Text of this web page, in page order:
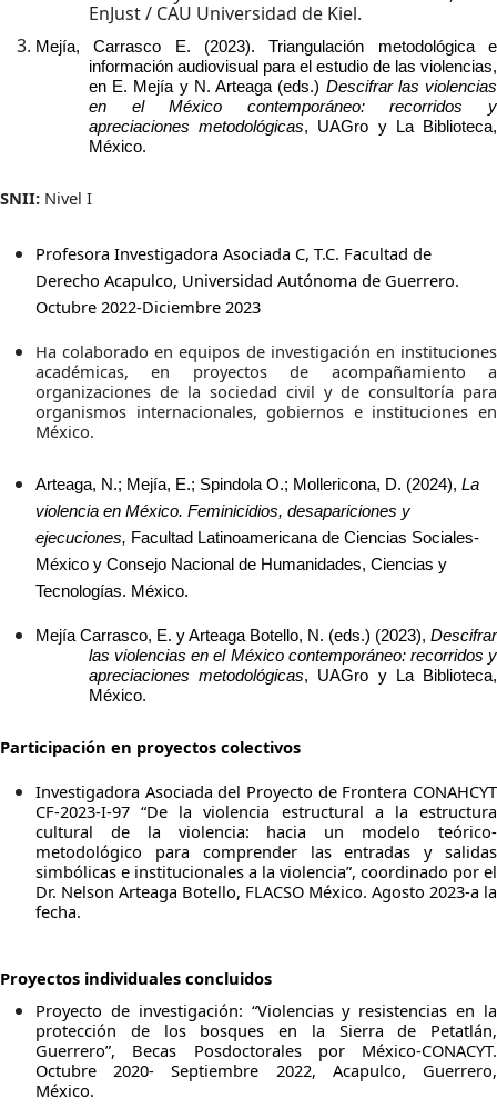
EnJust / CAU Universidad de Kiel.
Mejía, Carrasco E. (2023). Triangulación metodológica e
información audiovisual para el estudio de las violencias,
en E. Mejía y N. Arteaga (eds.) Descifrar las violencias
en el México contemporáneo: recorridos y
apreciaciones metodológicas, UAGro y La Biblioteca,
México.
SNII: Nivel I
Profesora Investigadora Asociada C, T.C. Facultad de
Derecho Acapulco, Universidad Autónoma de Guerrero.
Octubre 2022-Diciembre 2023
Ha colaborado en equipos de investigación en instituciones
académicas, en proyectos de acompañamiento a
organizaciones de la sociedad civil y de consultoría para
organismos internacionales, gobiernos e instituciones en
México.
Arteaga, N.; Mejía, E.; Spindola O.; Mollericona, D. (2024), La
violencia en México. Feminicidios, desapariciones y
ejecuciones, Facultad Latinoamericana de Ciencias Sociales-
México y Consejo Nacional de Humanidades, Ciencias y
Tecnologías. México.
Mejía Carrasco, E. y Arteaga Botello, N. (eds.) (2023), Descifrar
las violencias en el México contemporáneo: recorridos y
apreciaciones metodológicas, UAGro y La Biblioteca,
México.
Participación en proyectos colectivos
Investigadora Asociada del Proyecto de Frontera CONAHCYT
CF-2023-I-97 “De la violencia estructural a la estructura
cultural de la violencia: hacia un modelo teórico-
metodológico para comprender las entradas y salidas
simbólicas e institucionales a la violencia”, coordinado por el
Dr. Nelson Arteaga Botello, FLACSO México. Agosto 2023-a la
fecha.
Proyectos individuales concluidos
Proyecto de investigación: “Violencias y resistencias en la
protección de los bosques en la Sierra de Petatlán,
Guerrero”, Becas Posdoctorales por México-CONACYT.
Octubre 2020- Septiembre 2022, Acapulco, Guerrero,
México.